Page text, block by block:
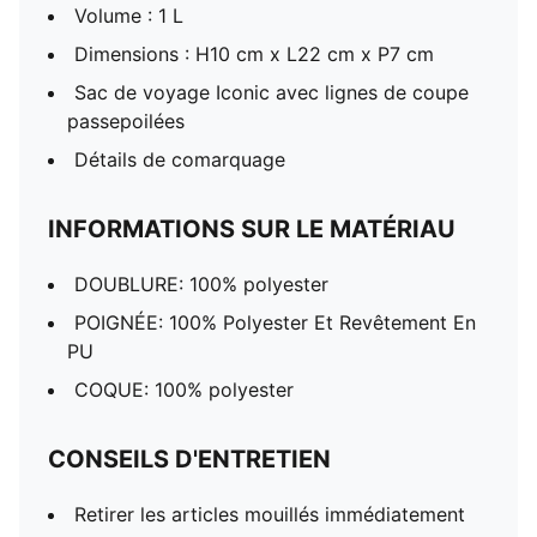
Volume : 1 L
Dimensions : H10 cm x L22 cm x P7 cm
Sac de voyage Iconic avec lignes de coupe
passepoilées
Détails de comarquage
INFORMATIONS SUR LE MATÉRIAU
DOUBLURE: 100% polyester
POIGNÉE: 100% Polyester Et Revêtement En
PU
COQUE: 100% polyester
CONSEILS D'ENTRETIEN
Retirer les articles mouillés immédiatement